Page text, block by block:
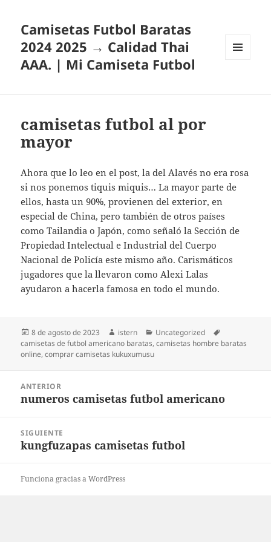
Camisetas Futbol Baratas
2024 2025 → Calidad Thai
AAA. | Mi Camiseta Futbol
camisetas futbol al por
mayor
Ahora que lo leo en el post, la del Alavés no era rosa
si nos ponemos tiquis miquis… La mayor parte de
ellos, hasta un 90%, provienen del exterior, en
especial de China, pero también de otros países
como Tailandia o Japón, como señaló la Sección de
Propiedad Intelectual e Industrial del Cuerpo
Nacional de Policía este mismo año. Carismáticos
jugadores que la llevaron como Alexi Lalas
ayudaron a hacerla famosa en todo el mundo.
Publicado
el
8 de agosto de 2023 Autor
istern Categorías
Uncategorized
camisetas de futbol americano baratas,camisetas hombre baratas
online,comprar camisetas kukuxumusu
entradas
ANTERIOR
Entrada
numeros camisetas futbol americano
SIGUIENTE
Entrada
kungfuzapas camisetas futbol
Funciona gracias a WordPress